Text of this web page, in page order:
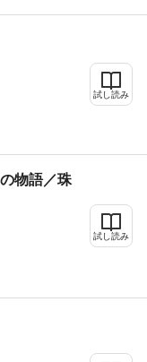
試し読み
物語／珠
試し読み